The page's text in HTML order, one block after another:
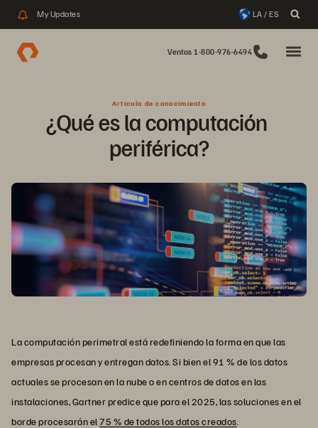
My Updates LA / ES
Ventas 1-800-976-6494
Artículo de conocimiento
¿Qué es la computación
periférica?
La computación perimetral está redefiniendo la forma en que las
empresas procesan y entregan datos. Si bien el 91 % de los datos
actuales se procesan en la nube o en centros de datos en las
instalaciones, Gartner predice que para el 2025, las soluciones en el
borde procesarán el75 % de todos los datos creados